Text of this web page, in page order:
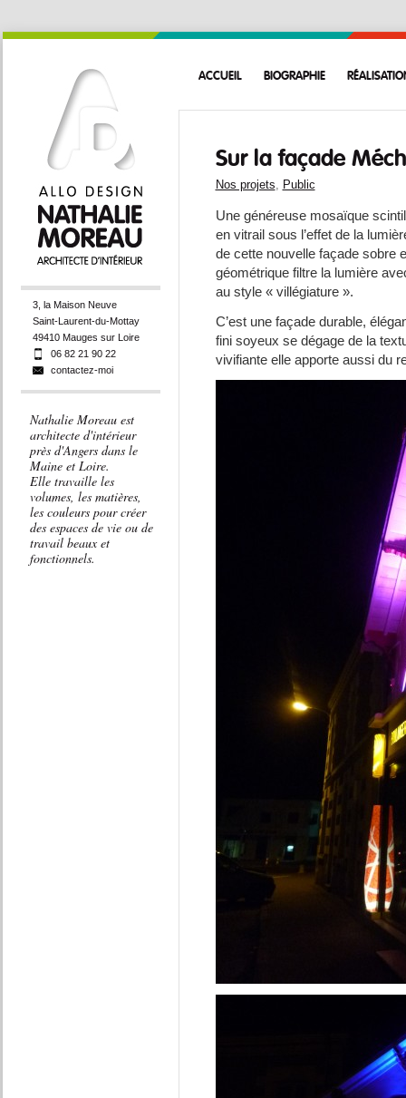
ACCUEIL BIOGRAPHIE
3, la Maison Neuve
Saint-Laurent-du-Mottay
49410 Mauges sur Loire
06 82 21 90 22
contactez-moi
Nathalie Moreau est
architecte d'intérieur
près d'Angers dans le
Maine et Loire.
Elle travaille les
volumes, les matières,
les couleurs pour créer
des espaces de vie ou de
travail beaux et
fonctionnels.
Sur la façade
Nos projets, Public
Une généreuse mosaïque
en vitrail sous l’effet de la
de cette nouvelle façade sobre
géométrique filtre la lumière
au style « villégiature ».
C’est une façade durable,
fini soyeux se dégage de la
vivifiante elle apporte aussi du